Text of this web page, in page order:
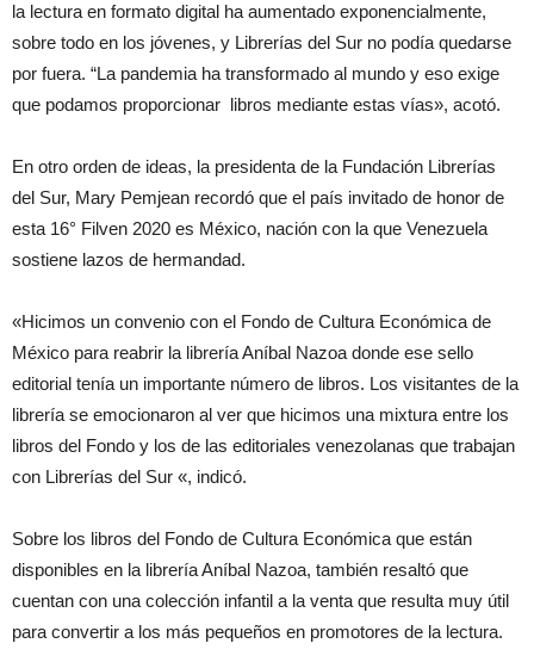
la lectura en formato digital ha aumentado exponencialmente,
sobre todo en los jóvenes, y Librerías del Sur no podía quedarse
por fuera. “La pandemia ha transformado al mundo y eso exige
que podamos proporcionar libros mediante estas vías», acotó.
En otro orden de ideas, la presidenta de la Fundación Librerías
del Sur, Mary Pemjean recordó que el país invitado de honor de
esta 16° Filven 2020 es México, nación con la que Venezuela
sostiene lazos de hermandad.
«Hicimos un convenio con el Fondo de Cultura Económica de
México para reabrir la librería Aníbal Nazoa donde ese sello
editorial tenía un importante número de libros. Los visitantes de la
librería se emocionaron al ver que hicimos una mixtura entre los
libros del Fondo y los de las editoriales venezolanas que trabajan
con Librerías del Sur «, indicó.
Sobre los libros del Fondo de Cultura Económica que están
disponibles en la librería Aníbal Nazoa, también resaltó que
cuentan con una colección infantil a la venta que resulta muy útil
para convertir a los más pequeños en promotores de la lectura.